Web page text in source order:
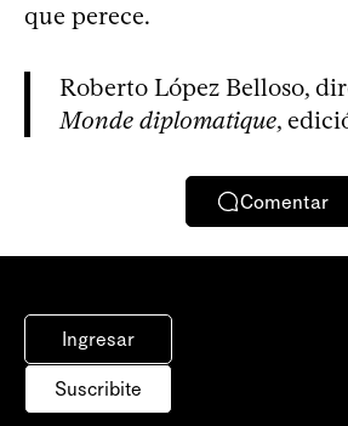
que perece.
Roberto López Belloso,
Monde diplomatique,
Comentar
Ingresar
Suscribite